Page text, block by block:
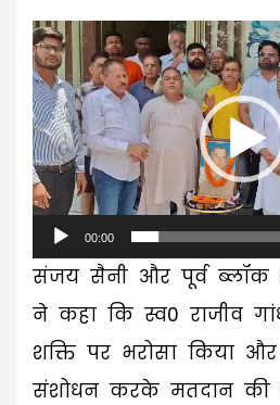
Video
Player
00:00
संजय सैनी और पूर्व ब्लॉक
ने कहा कि स्व0 राजीव
शक्ति पर भरोसा किया
संशोधन करके मतदान की